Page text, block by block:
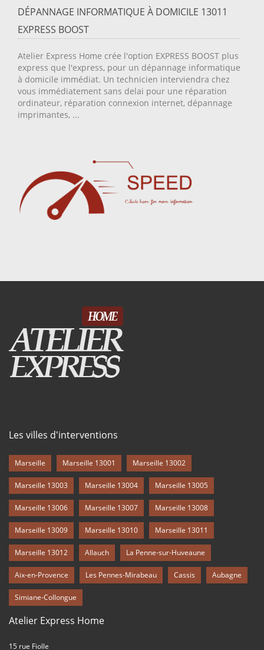
DÉPANNAGE INFORMATIQUE À DOMICILE 13011
EXPRESS BOOST
Atelier Express Home crée l'option EXPRESS BOOST plus
express que l'express, pour un dépannage informatique
à domicile immédiat. Un technicien interviendra chez
vous immédiatement sans delai pour une réparation
ordinateur, réparation connexion internet, dépannage
imprimantes, ...
Les villes d'interventions
Marseille Marseille 13001 Marseille 13002
Marseille 13003 Marseille 13004 Marseille 13005
Marseille 13006 Marseille 13007 Marseille 13008
Marseille 13009 Marseille 13010 Marseille 13011
Marseille 13012 Allauch La Penne-sur-Huveaune
Aix-en-Provence Les Pennes-Mirabeau Cassis Aubagne
Simiane-Collongue
Atelier Express Home
15 rue Fiolle